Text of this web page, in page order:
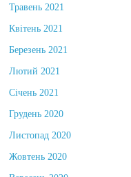
Травень 2021
Квітень 2021
Березень 2021
Лютий 2021
Січень 2021
Грудень 2020
Листопад 2020
Жовтень 2020